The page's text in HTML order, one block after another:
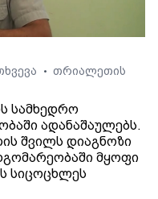
• თრიალეთის
სამხედრო
ადანაშაულებს.
შვილს დიაგნოზი
მყოფი
სიცოცხლეს